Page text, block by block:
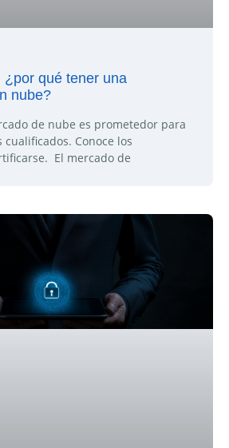
¿por qué tener una
nube?
de nube es prometedor para
Conoce los
El mercado de